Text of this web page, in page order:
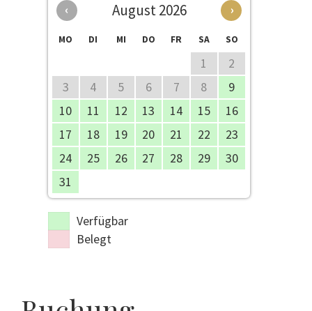
‹ ›
August 2026
MO DI MI DO FR SA SO
1
2
3
4 5 6 7 8
9
10
11 12 13 14 15
16
17
18 19 20 21 22
23
24
25 26 27 28 29
30
31
Verfügbar
Belegt